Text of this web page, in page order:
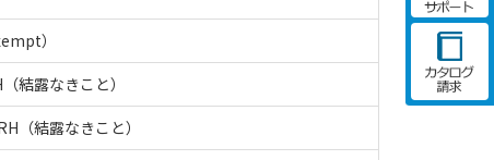
）
結露なきこと）
（結露なきこと）